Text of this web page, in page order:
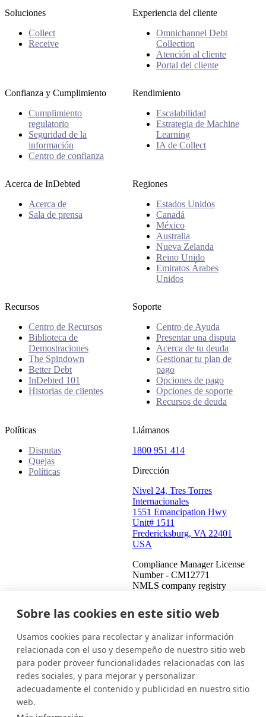
Soluciones
Collect
Receive
Experiencia del cliente
Omnichannel Debt
Collection
Atención al cliente
Portal del cliente
Confianza y Cumplimiento
Cumplimiento
regulatorio
Seguridad de la
información
Centro de confianza
Rendimiento
Escalabilidad
Estrategia de Machine
Learning
IA de Collect
Acerca de InDebted
Acerca de
Sala de prensa
Regiones
Estados Unidos
Canadá
México
Australia
Nueva Zelanda
Reino Unido
Emiratos Árabes
Unidos
Recursos
Centro de Recursos
Biblioteca de
Demostraciones
The Spindown
Better Debt
InDebted 101
Historias de clientes
Soporte
Centro de Ayuda
Presentar una disputa
Acerca de tu deuda
Gestionar tu plan de
pago
Opciones de pago
Opciones de soporte
Recursos de deuda
Políticas
Disputas
Quejas
Políticas
Llámanos
1800 951 414
Dirección
Nivel 24, Tres Torres
Internacionales
1551 Emancipation Hwy
Unit# 1511
Fredericksburg, VA 22401
USA
Compliance Manager License
Number - CM12771
NMLS company registry
Compliance Manager NMLS
registry number - 2459771
Estados Unidos (Español)
Ponte en contacto
Iniciar sesión
Este es un intento de cobrar una deuda y cualquier información
obtenida se utilizará para tal fin. Esta comunicación proviene de
un cobrador de deudas.
Sobre las cookies en este sitio web
Usamos cookies para recolectar y analizar información
relacionada con el uso y desempeño de nuestro sitio web
para poder proveer funcionalidades relacionadas con las
redes sociales, y para mejorar y personalizar
adecuadamente el contenido y publicidad en nuestro sitio
web.